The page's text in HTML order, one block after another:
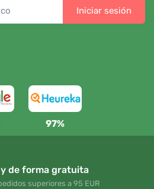
Iniciar sesión
97%
de forma gratuita
superiores a 95 EUR